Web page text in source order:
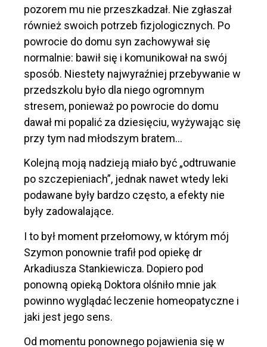
pozorem mu nie przeszkadzał. Nie zgłaszał
również swoich potrzeb fizjologicznych. Po
powrocie do domu syn zachowywał się
normalnie: bawił się i komunikował na swój
sposób. Niestety najwyraźniej przebywanie w
przedszkolu było dla niego ogromnym
stresem, ponieważ po powrocie do domu
dawał mi popalić za dziesięciu,wyżywając się
przy tym nad młodszym bratem…
Kolejną moją nadzieją miało być „odtruwanie
po szczepieniach”, jednak nawet wtedy leki
podawane były bardzo często, a efekty nie
były zadowalające.
I to był moment przełomowy, w którym mój
Szymon ponownie trafił pod opiekę dr
Arkadiusza Stankiewicza. Dopiero pod
ponowną opieką Doktora olśniło mnie jak
powinno wyglądać leczenie homeopatyczne i
jaki jest jego sens.
Od momentu ponownego pojawienia się w